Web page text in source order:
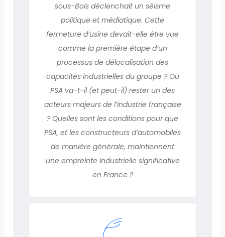
sous-Bois déclenchait un séisme
politique et médiatique. Cette
fermeture d’usine devait-elle être vue
comme la première étape d’un
processus de délocalisation des
capacités industrielles du groupe ? Ou
PSA va-t-il (et peut-il) rester un des
acteurs majeurs de l’industrie française
? Quelles sont les conditions pour que
PSA, et les constructeurs d’automobiles
de manière générale, maintiennent
une empreinte industrielle significative
en France ?